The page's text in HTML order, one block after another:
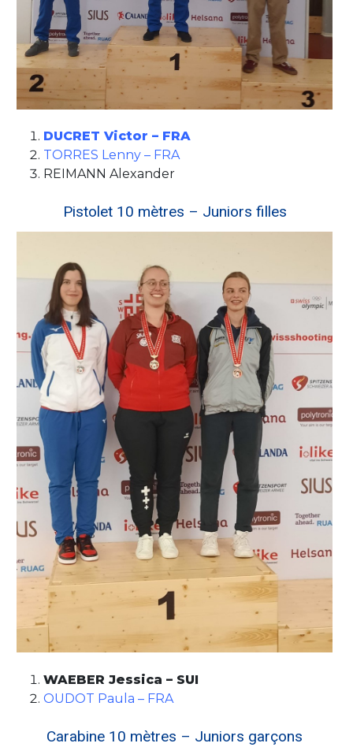
DUCRET Victor – FRA
TORRES Lenny – FRA
REIMANN Alexander
Pistolet 10 mètres – Juniors filles
WAEBER Jessica – SUI
OUDOT Paula – FRA
Carabine 10 mètres – Juniors garçons